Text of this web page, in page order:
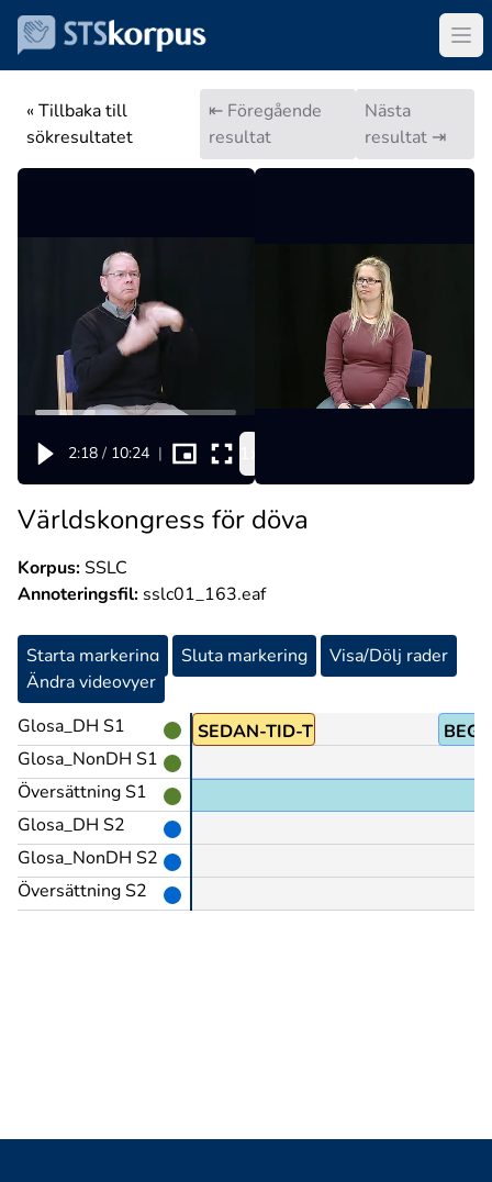
« Tillbaka till
sökresultatet
⇤ Föregående
resultat
Nästa
resultat ⇥
2:18 / 10:24 |
Världskongress för döva
Korpus:SSLC
Annoteringsfil: sslc01_163.eaf
Starta markering Sluta markering
Visa/Dölj rader
Ändra videovyer
Glosa_DH S1
Glosa_NonDH S1
Översättning S1
Glosa_DH S2
Glosa_NonDH S2
Översättning S2
TIMME+EN SEDAN-TID-TILLBAKA